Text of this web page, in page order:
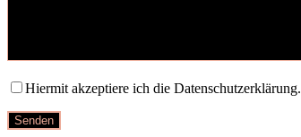
Hiermit akzeptiere ich die Datenschutzerklärung.